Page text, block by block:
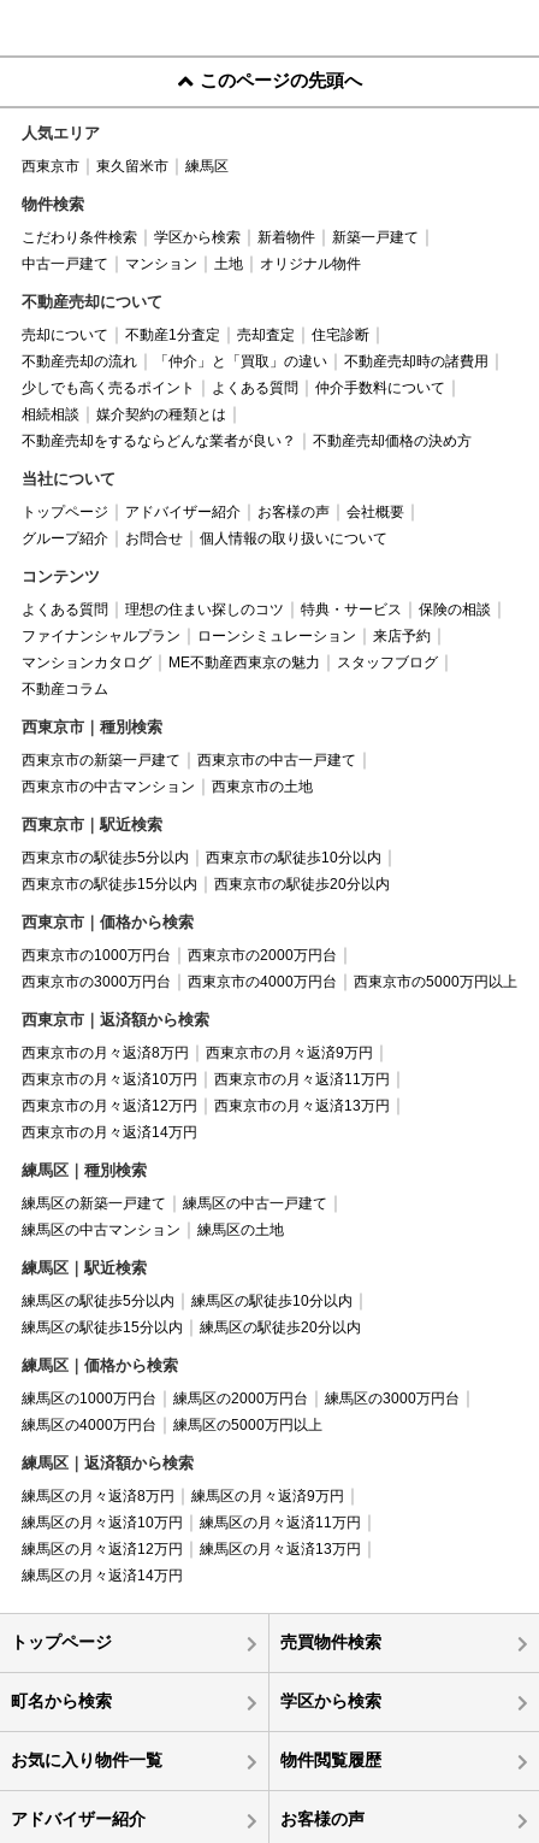
このページの先頭へ
人気エリア
西東京市 東久留米市 練馬区
物件検索
こだわり条件検索 学区から検索 新着物件
新築一戸建て
中古一戸建て
マンション 土地 オリジナル物件
不動産売却について
売却について 不動産1分査定 売却査定
住宅診断
不動産売却の流れ
「仲介」と「買取」の違い
不動産売却時の諸費用
少しでも高く売るポイント
よくある質問
仲介手数料について
相続相談
媒介契約の種類とは
不動産売却をするならどんな業者が良い？
不動産売却価格の決め方
当社について
トップページ アドバイザー紹介 お客様の声
会社概要
グループ紹介
お問合せ 個人情報の取り扱いについて
コンテンツ
よくある質問 理想の住まい探しのコツ 特典・サービス
保険の相談
ファイナンシャルプラン
ローンシミュレーション
来店予約
マンションカタログ
ME不動産西東京の魅力
スタッフブログ
不動産コラム
西東京市｜種別検索
西東京市の新築一戸建て
西東京市の中古一戸建て
西東京市の中古マンション
西東京市の土地
西東京市｜駅近検索
西東京市の駅徒歩5分以内
西東京市の駅徒歩10分以内
西東京市の駅徒歩15分以内
西東京市の駅徒歩20分以内
西東京市｜価格から検索
西東京市の1000万円台
西東京市の2000万円台
西東京市の3000万円台
西東京市の4000万円台 西東京市の5000万円以上
西東京市｜返済額から検索
西東京市の月々返済8万円
西東京市の月々返済9万円
西東京市の月々返済10万円
西東京市の月々返済11万円
西東京市の月々返済12万円
西東京市の月々返済13万円
西東京市の月々返済14万円
練馬区｜種別検索
練馬区の新築一戸建て
練馬区の中古一戸建て
練馬区の中古マンション
練馬区の土地
練馬区｜駅近検索
練馬区の駅徒歩5分以内
練馬区の駅徒歩10分以内
練馬区の駅徒歩15分以内
練馬区の駅徒歩20分以内
練馬区｜価格から検索
練馬区の1000万円台 練馬区の2000万円台
練馬区の3000万円台
練馬区の4000万円台
練馬区の5000万円以上
練馬区｜返済額から検索
練馬区の月々返済8万円
練馬区の月々返済9万円
練馬区の月々返済10万円
練馬区の月々返済11万円
練馬区の月々返済12万円
練馬区の月々返済13万円
練馬区の月々返済14万円
トップページ 売買物件検索
町名から検索 学区から検索
お気に入り物件一覧 物件閲覧履歴
アドバイザー紹介 お客様の声